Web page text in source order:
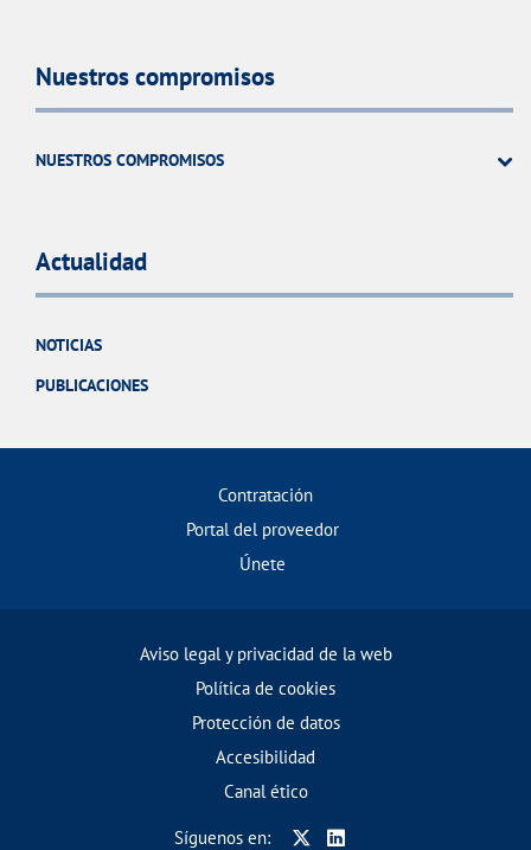
Nuestros compromisos
NUESTROS COMPROMISOS
Actualidad
NOTICIAS
PUBLICACIONES
Contratación
Portal del proveedor
Únete
Aviso legal y privacidad de la web
Política de cookies
Protección de datos
Accesibilidad
Canal ético
Síguenos en: